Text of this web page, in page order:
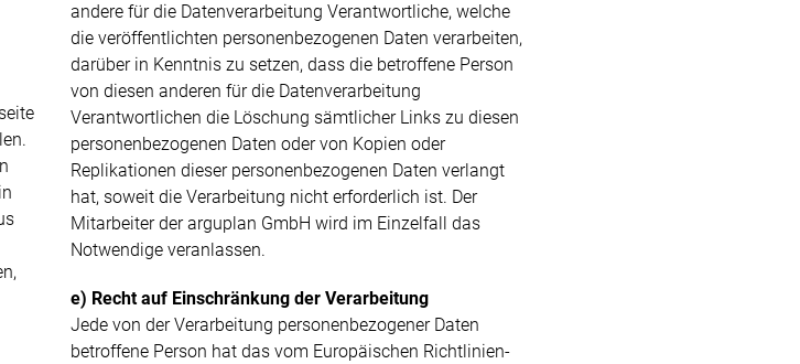
andere für die Datenverarbeitung Verantwortliche, welche
die veröffentlichten personenbezogenen Daten verarbeiten,
darüber in Kenntnis zu setzen, dass die betroffene Person
von diesen anderen für die Datenverarbeitung
Verantwortlichen die Löschung sämtlicher Links zu diesen
personenbezogenen Daten oder von Kopien oder
Replikationen dieser personenbezogenen Daten verlangt
hat, soweit die Verarbeitung nicht erforderlich ist. Der
Mitarbeiter der arguplan GmbH wird im Einzelfall das
Notwendige veranlassen.
e) Recht auf Einschränkung der Verarbeitung
Jede von der Verarbeitung personenbezogener Daten
betroffene Person hat das vom Europäischen Richtlinien-